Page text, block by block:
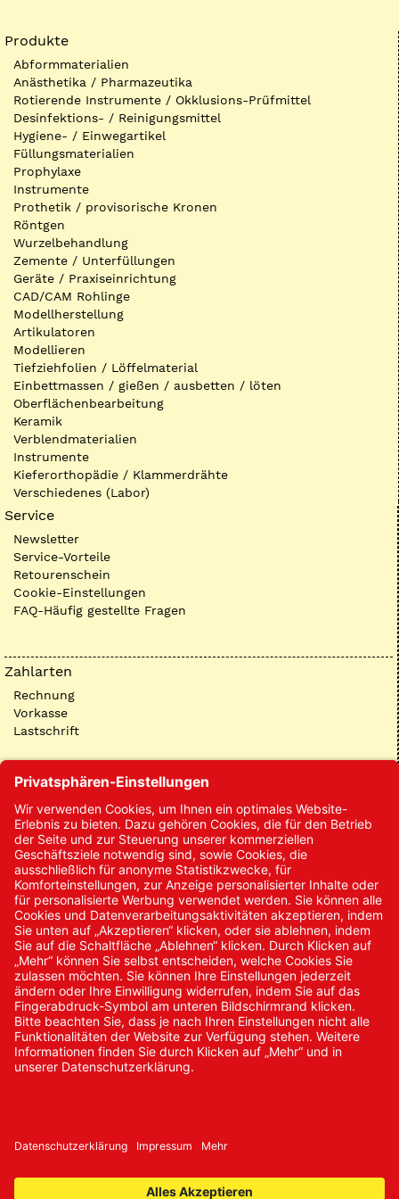
Produkte
Abformmaterialien
Anästhetika / Pharmazeutika
Rotierende Instrumente / Okklusions-Prüfmittel
Desinfektions- / Reinigungsmittel
Hygiene- / Einwegartikel
Füllungsmaterialien
Prophylaxe
Instrumente
Prothetik / provisorische Kronen
Röntgen
Wurzelbehandlung
Zemente / Unterfüllungen
Geräte / Praxiseinrichtung
CAD/CAM Rohlinge
Modellherstellung
Artikulatoren
Modellieren
Tiefziehfolien / Löffelmaterial
Einbettmassen / gießen / ausbetten / löten
Oberflächenbearbeitung
Keramik
Verblendmaterialien
Instrumente
Kieferorthopädie / Klammerdrähte
Verschiedenes (Labor)
Service
Newsletter
Service-Vorteile
Retourenschein
Cookie-Einstellungen
FAQ-Häufig gestellte Fragen
Zahlarten
Rechnung
Vorkasse
Lastschrift
Kontakt
Kontakt/Anfrage
Neukundenanmeldung
Kennwort vergessen
Bestellungen
Sendung verfolgen
© 2024 Promed Vertriebsgesellschaft mbH | Alle Rechte
* Alle Preise zzgl. gesetzlicher Mehrwertsteuer